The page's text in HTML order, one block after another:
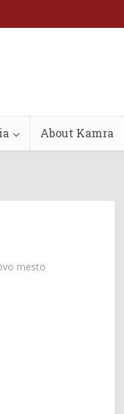
About Kamra
mesto